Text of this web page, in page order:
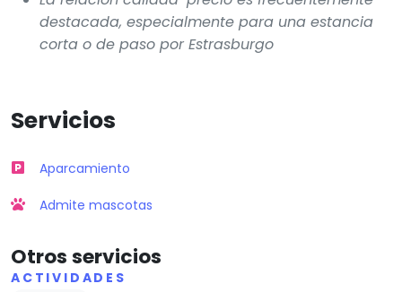
destacada, especialmente para una estancia
corta o de paso por Estrasburgo
Servicios
Aparcamiento
Admite mascotas
Otros servicios
ACTIVIDADES